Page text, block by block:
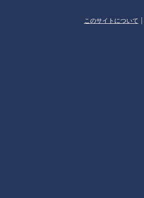
このサイトについて